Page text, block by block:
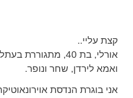
קצת עליי..
אורלי, בת 40,
ואמא לירדן, שחר ונופר.
אני בוגרת הנדסת